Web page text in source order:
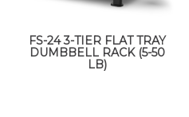
FS-24 3-TIER FLAT TRAY
DUMBBELL RACK (5-50
LB)